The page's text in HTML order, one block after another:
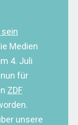
Medien
4. Juli
für
ZDF
unsere